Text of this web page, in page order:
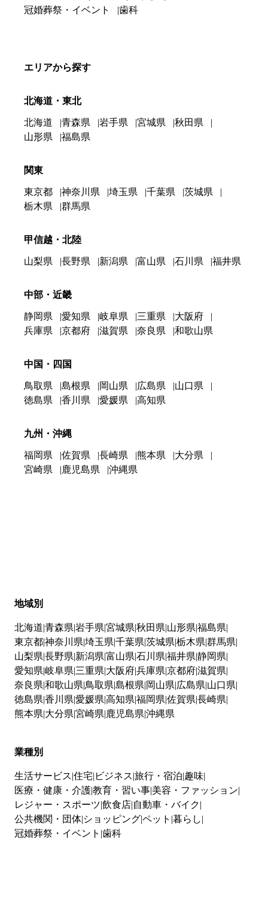
冠婚葬祭・イベント
歯科
エリアから探す
北海道・東北
北海道 青森県 岩手県 宮城県
秋田県
山形県
福島県
関東
東京都 神奈川県 埼玉県 千葉県
茨城県
栃木県
群馬県
甲信越・北陸
山梨県 長野県 新潟県 富山県 石川県 福井県
中部・近畿
静岡県 愛知県 岐阜県 三重県
大阪府
兵庫県
京都府 滋賀県 奈良県 和歌山県
中国・四国
鳥取県 島根県 岡山県 広島県
山口県
徳島県
香川県 愛媛県 高知県
九州・沖縄
福岡県 佐賀県 長崎県 熊本県
大分県
宮崎県
鹿児島県 沖縄県
地域別
北海道 青森県 岩手県 宮城県 秋田県 山形県 福島県
東京都神奈川県 埼玉県 千葉県 茨城県 栃木県 群馬県
山梨県 長野県 新潟県 富山県 石川県 福井県 静岡県
愛知県 岐阜県 三重県 大阪府兵庫県 京都府滋賀県
奈良県 和歌山県 鳥取県 島根県 岡山県 広島県 山口県
徳島県 香川県 愛媛県 高知県 福岡県 佐賀県 長崎県
熊本県 大分県 宮崎県 鹿児島県 沖縄県
業種別
生活サービス 住宅 ビジネス 旅行・宿泊 趣味
医療・健康・介護教育・習い事 美容・ファッション
レジャー・スポーツ 飲食店 自動車・バイク
公共機関・団体 ショッピングペット 暮らし
冠婚葬祭・イベント 歯科